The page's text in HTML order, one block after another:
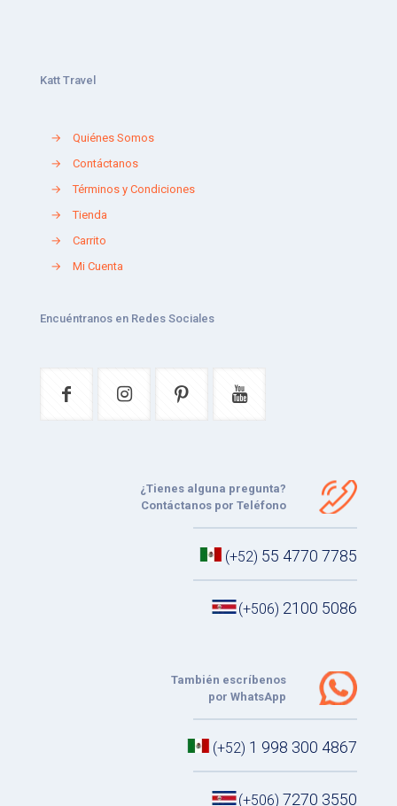
Katt Travel
→
Quiénes Somos
→
Contáctanos
→
Términos y Condiciones
→
Tienda
→
Carrito
→
Mi Cuenta
Encuéntranos en Redes Sociales
¿Tienes alguna pregunta?
Contáctanos por Teléfono
(+52) 55 4770 7785
(+506) 2100 5086
También escríbenos
por WhatsApp
(+52) 1 998 300 4867
(+506) 7270 3550